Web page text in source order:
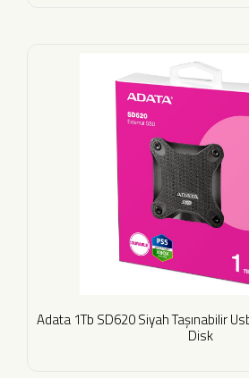
Adata 1Tb SD620 Siyah Taşınabilir
Disk